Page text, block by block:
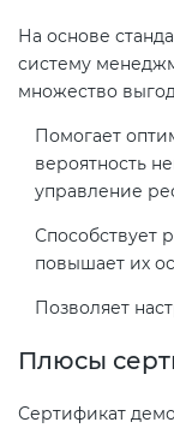
На основе
систему
множество
Помогает
вероятность
управление
Способствует
повышает их
Позволяет
Плюсы
Сертификат
Сертификация
(ТР ТС 007)
оборудования